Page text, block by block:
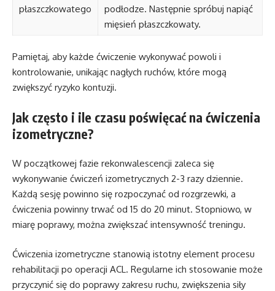
płaszczkowatego
podłodze. Następnie spróbuj napiąć
mięsień płaszczkowaty.
Pamiętaj, aby każde ćwiczenie wykonywać powoli i
kontrolowanie, unikając nagłych ruchów, które mogą
zwiększyć ryzyko kontuzji.
Jak często i ile czasu poświęcać na ćwiczenia
izometryczne?
W początkowej fazie rekonwalescencji zaleca się
wykonywanie ćwiczeń izometrycznych 2-3 razy dziennie.
Każdą sesję powinno się rozpoczynać od rozgrzewki, a
ćwiczenia powinny trwać od 15 do 20 minut. Stopniowo, w
miarę poprawy, można zwiększać intensywność treningu.
Ćwiczenia izometryczne stanowią istotny element procesu
rehabilitacji po operacji ACL. Regularne ich stosowanie może
przyczynić się do poprawy zakresu ruchu, zwiększenia siły